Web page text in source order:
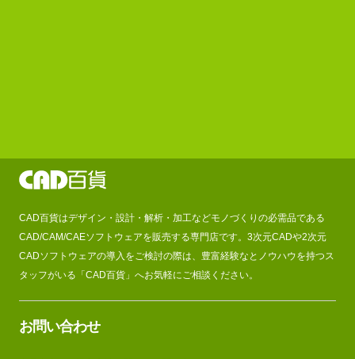
CAD百貨はデザイン・設計・解析・加工などモノづくりの必需品である
CAD/CAM/CAEソフトウェアを販売する専門店です。3次元CADや2次元
CADソフトウェアの導入をご検討の際は、豊富経験なとノウハウを持つス
タッフがいる「CAD百貨」へお気軽にご相談ください。
お問い合わせ